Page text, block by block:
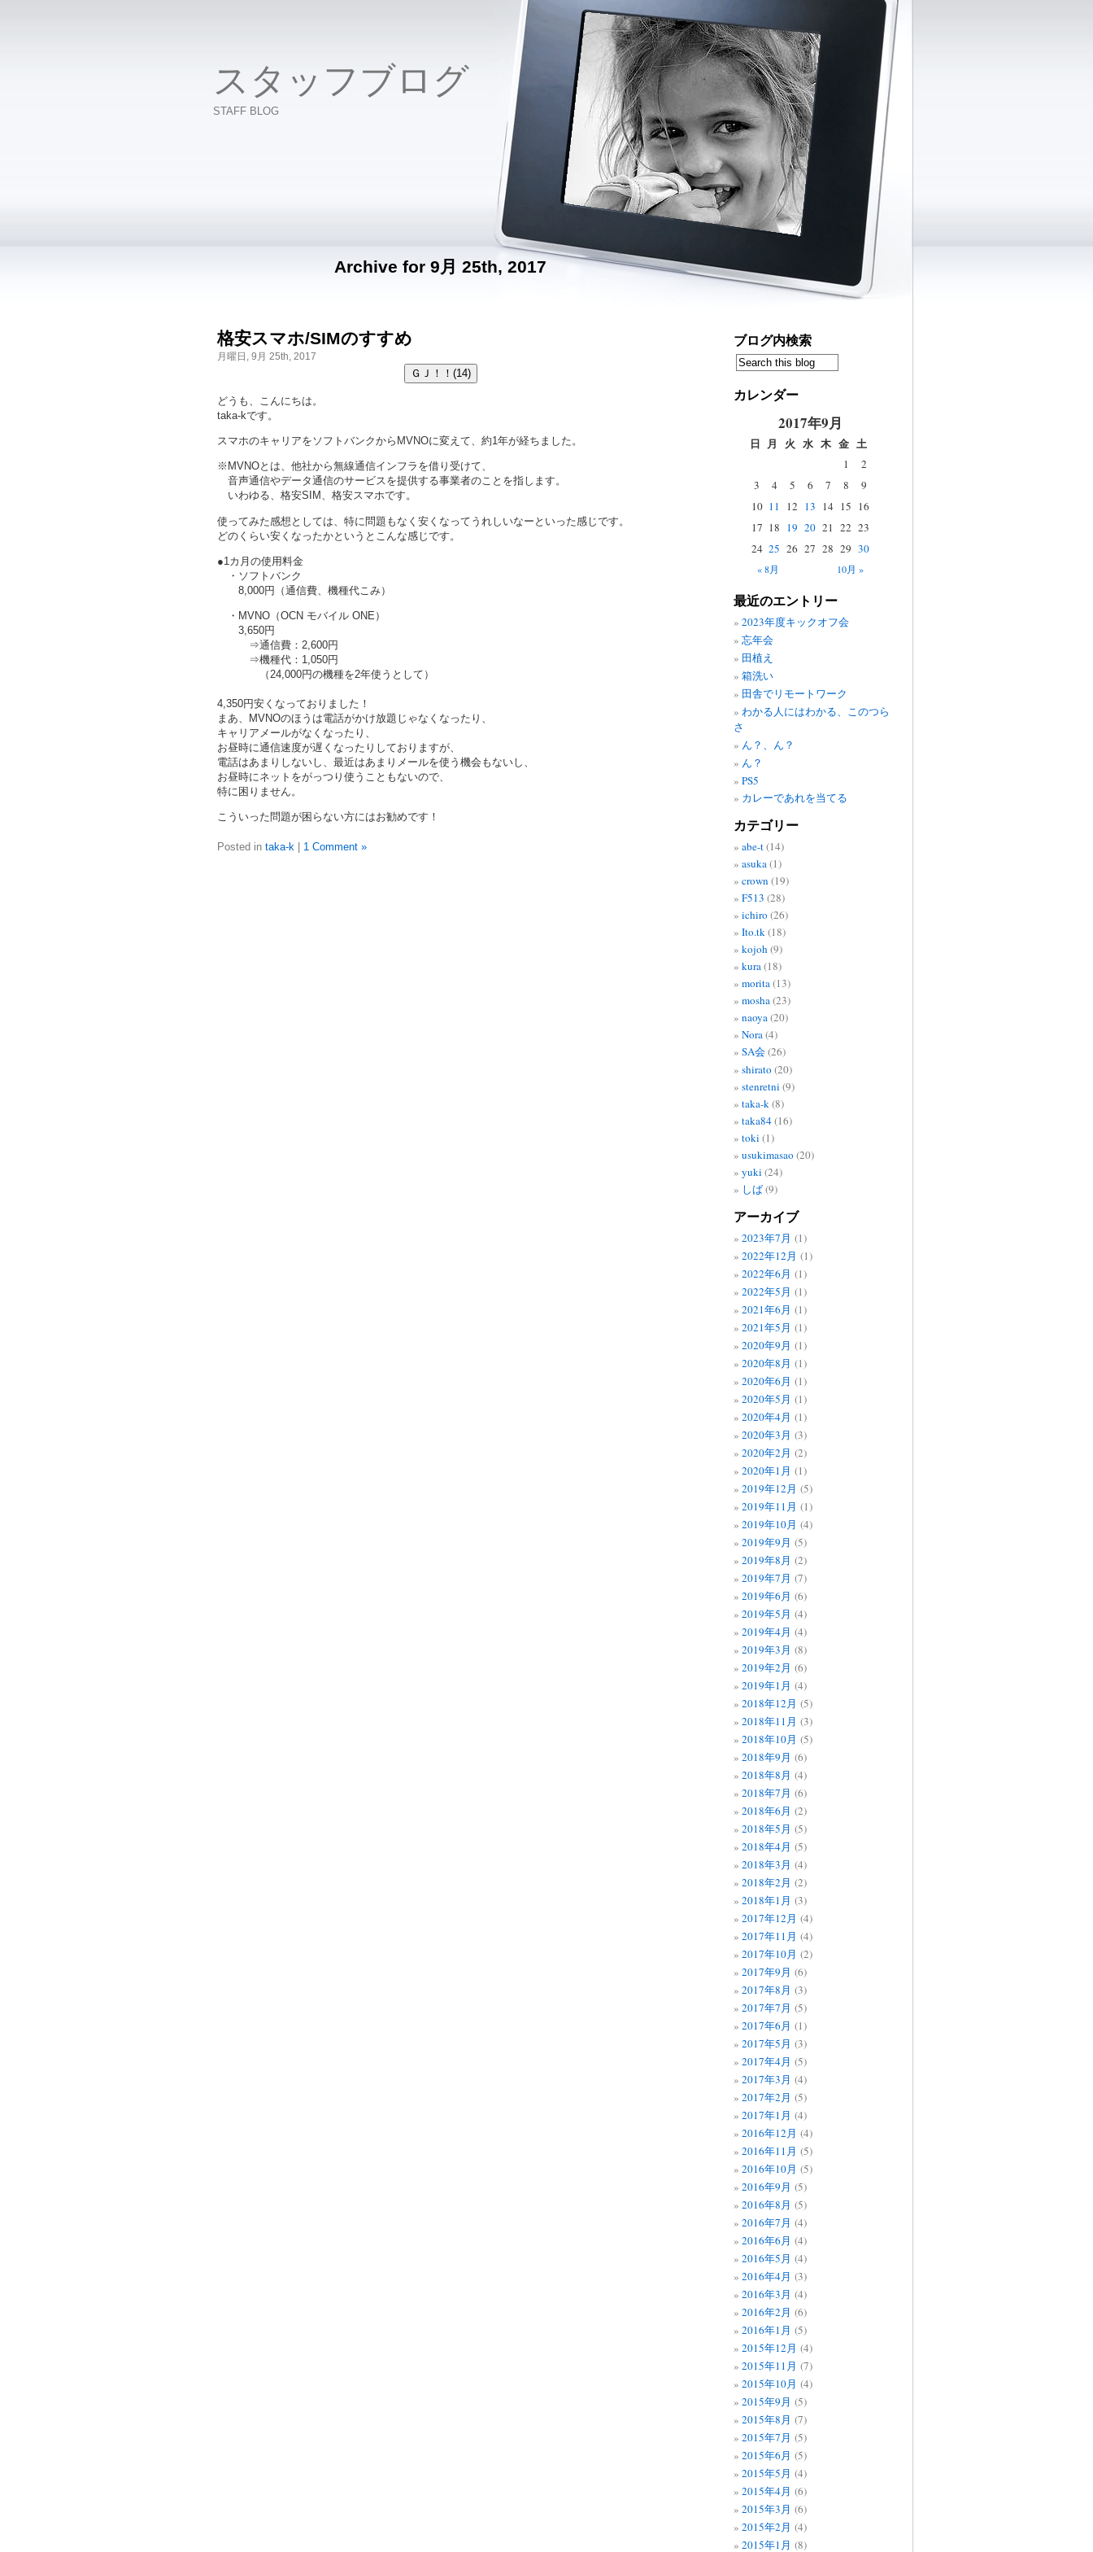
スタッフブログ
STAFF BLOG
Archive for 9月 25th, 2017
格安スマホ/SIMのすすめ
月曜日, 9月 25th, 2017
どうも、こんにちは。
taka-kです。
スマホのキャリアをソフトバンクからMVNOに変えて、約1年が経ちました。
※MVNOとは、他社から無線通信インフラを借り受けて、
音声通信やデータ通信のサービスを提供する事業者のことを指します。
いわゆる、格安SIM、格安スマホです。
使ってみた感想としては、特に問題もなく安くなってうれしいなーといった感じです。
どのくらい安くなったかというとこんな感じです。
●1カ月の使用料金
・ソフトバンク
8,000円（通信費、機種代こみ）
・MVNO（OCN モバイル ONE）
3,650円
⇒通信費：2,600円
⇒機種代：1,050円
（24,000円の機種を2年使うとして）
4,350円安くなっておりました！
まあ、MVNOのほうは電話がかけ放題じゃなくなったり、
キャリアメールがなくなったり、
お昼時に通信速度が遅くなったりしておりますが、
電話はあまりしないし、最近はあまりメールを使う機会もないし、
お昼時にネットをがっつり使うこともないので、
特に困りません。
こういった問題が困らない方にはお勧めです！
Posted in taka-k| 1 Comment »
ブログ内検索
カレンダー
2017年9月
日 月 火 水 木 金 土
« 8月 10月 »
1
2
3
4 5 6 7 8
9
10 11 12 13 14 15 16
17 18 19 20 21 22 23
24 25 26 27 28 29 30
最近のエントリー
2023年度キックオフ会
忘年会
田植え
箱洗い
田舎でリモートワーク
わかる人にはわかる、このつら
さ
ん？、ん？
ん？
PS5
カレーであれを当てる
カテゴリー
abe-t(14)
asuka(1)
crown (19)
F513 (28)
ichiro(26)
Ito.tk(18)
kojoh(9)
kura(18)
morita(13)
mosha(23)
naoya(20)
Nora(4)
SA会(26)
shirato(20)
stenretni (9)
taka-k(8)
taka84(16)
toki (1)
usukimasao(20)
yuki (24)
しば(9)
アーカイブ
2023年7月 (1)
2022年12月 (1)
2022年6月 (1)
2022年5月 (1)
2021年6月 (1)
2021年5月 (1)
2020年9月 (1)
2020年8月 (1)
2020年6月 (1)
2020年5月 (1)
2020年4月 (1)
2020年3月 (3)
2020年2月 (2)
2020年1月 (1)
2019年12月 (5)
2019年11月 (1)
2019年10月 (4)
2019年9月 (5)
2019年8月 (2)
2019年7月 (7)
2019年6月 (6)
2019年5月 (4)
2019年4月 (4)
2019年3月 (8)
2019年2月 (6)
2019年1月 (4)
2018年12月 (5)
2018年11月 (3)
2018年10月 (5)
2018年9月 (6)
2018年8月 (4)
2018年7月 (6)
2018年6月 (2)
2018年5月 (5)
2018年4月 (5)
2018年3月 (4)
2018年2月 (2)
2018年1月 (3)
2017年12月 (4)
2017年11月 (4)
2017年10月 (2)
2017年9月 (6)
2017年8月 (3)
2017年7月 (5)
2017年6月 (1)
2017年5月 (3)
2017年4月 (5)
2017年3月 (4)
2017年2月 (5)
2017年1月 (4)
2016年12月 (4)
2016年11月 (5)
2016年10月 (5)
2016年9月 (5)
2016年8月 (5)
2016年7月 (4)
2016年6月 (4)
2016年5月 (4)
2016年4月 (3)
2016年3月 (4)
2016年2月 (6)
2016年1月 (5)
2015年12月 (4)
2015年11月 (7)
2015年10月 (4)
2015年9月 (5)
2015年8月 (7)
2015年7月 (5)
2015年6月 (5)
2015年5月 (4)
2015年4月 (6)
2015年3月 (6)
2015年2月 (4)
2015年1月 (8)